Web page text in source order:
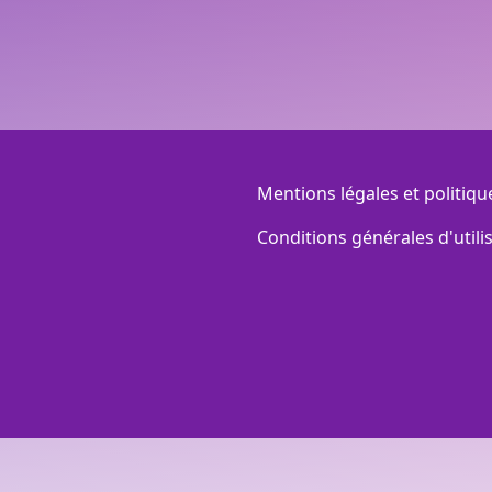
Menu Footer
Mentions légales et
Conditions générales